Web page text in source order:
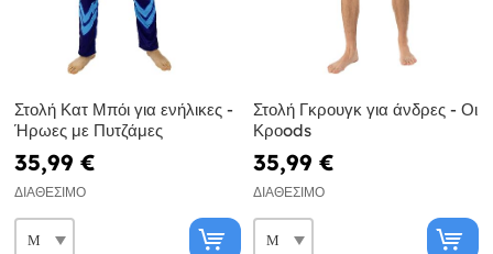
Στολή Κατ Μπόι για ενήλικες -
Ήρωες με Πυτζάμες
35,99 €
ΔΙΑΘΈΣΙΜΟ
Στολή Γκρουγκ για άνδρες - Οι
Κροods
35,99 €
ΔΙΑΘΈΣΙΜΟ